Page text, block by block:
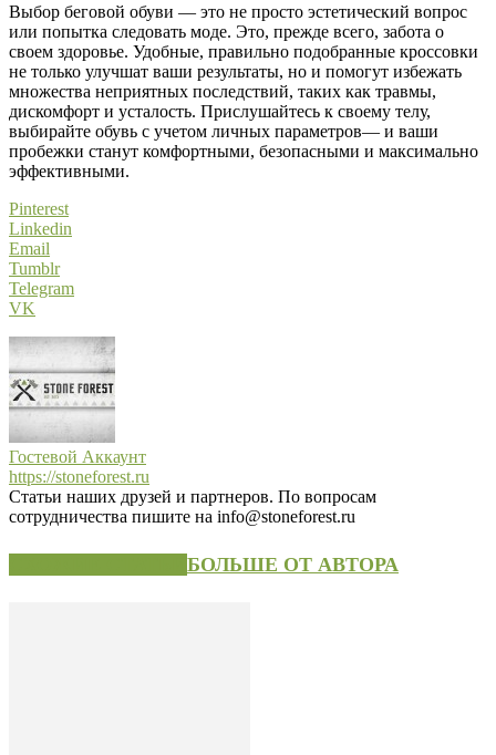
Выбор беговой обуви — это не просто эстетический вопрос
или попытка следовать моде. Это, прежде всего, забота о
своем здоровье. Удобные, правильно подобранные кроссовки
не только улучшат ваши результаты, но и помогут избежать
множества неприятных последствий, таких как травмы,
дискомфорт и усталость. Прислушайтесь к своему телу,
выбирайте обувь с учетом личных параметров— и ваши
пробежки станут комфортными, безопасными и максимально
эффективными.
Pinterest
Linkedin
Email
Tumblr
Telegram
VK
Гостевой Аккаунт
https://stoneforest.ru
Статьи наших друзей и партнеров. По вопросам
сотрудничества пишите на info@stoneforest.ru
БОЛЬШЕ ОТ АВТОРА